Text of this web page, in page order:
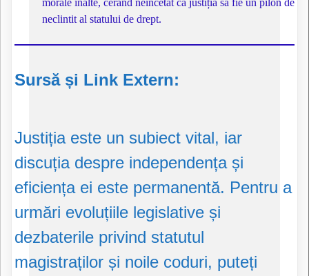
neclintit al statului de drept.
Sursă și Link Extern:
Justiția este un subiect vital, iar
discuția despre independența și
eficiența ei este permanentă. Pentru a
urmări evoluțiile legislative și
dezbaterile privind statutul
magistraților și noile coduri, puteți